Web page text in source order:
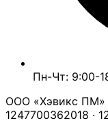
Пн-Чт: 9:00-
ООО «Хэвикс ПМ»
1247700362018 ·